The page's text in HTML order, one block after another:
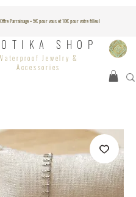
Offre Parrainage = 5€ pour vous et 10€ pour votre filleul
SHOP
Jewelry &
Accessories